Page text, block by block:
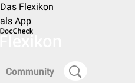
Das Flexikon
als App
Community